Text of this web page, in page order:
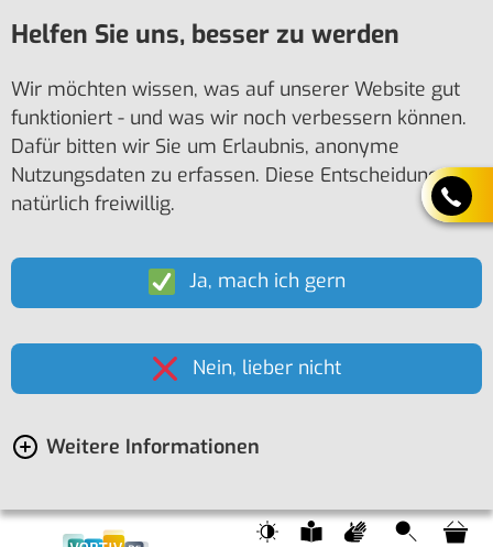
Helfen Sie uns, besser zu werden
Wir möchten wissen, was auf unserer Website gut
funktioniert - und was wir noch verbessern können.
Dafür bitten wir Sie um Erlaubnis, anonyme
Nutzungsdaten zu erfassen. Diese Entscheidung ist
natürlich freiwillig.
Ja, mach ich gern
Nein, lieber nicht
Weitere Informationen
Suche